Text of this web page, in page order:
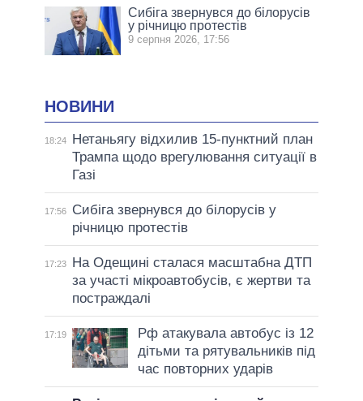
Сибіга звернувся до білорусів
у річницю протестів
9 серпня 2026, 17:56
НОВИНИ
18:24
Нетаньягу відхилив 15-пунктний план
Трампа щодо врегулювання ситуації в
Газі
17:56
Сибіга звернувся до білорусів у
річницю протестів
17:23
На Одещині сталася масштабна ДТП
за участі мікроавтобусів, є жертви та
постраждалі
17:19
Рф атакувала автобус із 12
дітьми та рятувальників під
час повторних ударів